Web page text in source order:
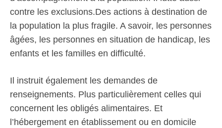
contre les exclusions.Des actions à destination de
la population la plus fragile. A savoir, les personnes
âgées, les personnes en situation de handicap, les
enfants et les familles en difficulté.
Il instruit également les demandes de
renseignements. Plus particulièrement celles qui
concernent les obligés alimentaires. Et
l’hébergement en établissement ou en domicile